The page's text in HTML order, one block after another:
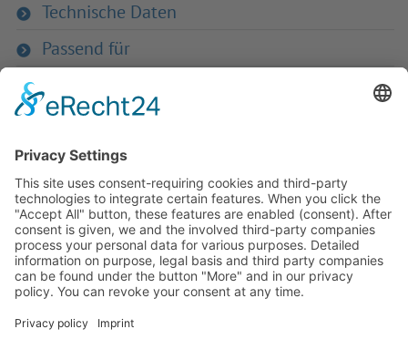
Technische Daten
Passend für
Zurück zum Produkt
Haben Sie Fra­gen an uns?
Dann neh­men Sie doch ein­fach Kon­
takt mit uns auf – Wir bera­ten Sie
gerne ganz indi­vi­du­ell!